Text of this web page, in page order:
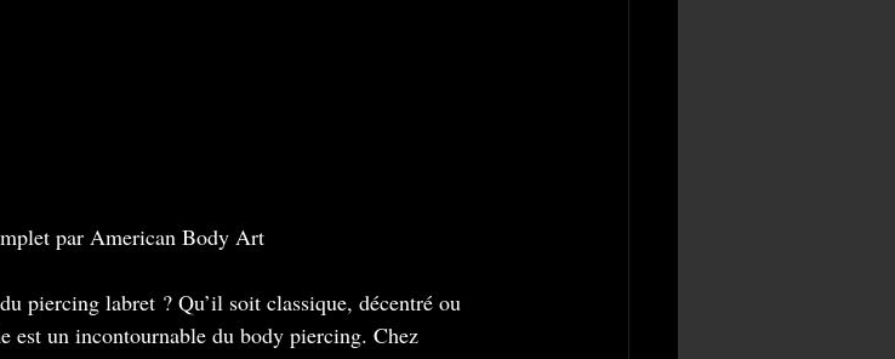
par American Body Art
piercing labret ? Qu’il soit classique, décentré ou
est un incontournable du body piercing. Chez